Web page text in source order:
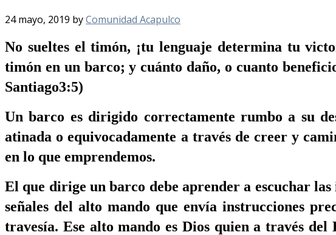
24 mayo, 2019 byComunidad Acapulco
No sueltes el timón, ¡tu lenguaje determina tu
timón en un barco; y cuánto daño, o cuanto
Santiago3:5)
Un barco es dirigido correctamente rumbo a su
atinada o equivocadamente a través de creer y
en lo que emprendemos.
El que dirige un barco debe aprender a escuchar
señales del alto mando que envía instrucciones
travesía. Ese alto mando es Dios quien a través